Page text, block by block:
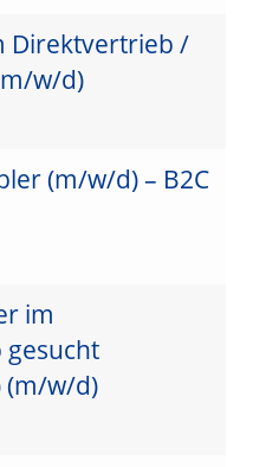
Direktvertrieb /
w/d)
(m/w/d) – B2C
im
(m/w/d)